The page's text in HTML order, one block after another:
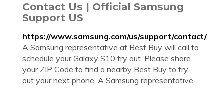
Contact Us | Official Samsung
Support US
https://www.samsung.com/us/support/contact/
A Samsung representative at Best Buy will call to
schedule your Galaxy S10 try out. Please share
your ZIP Code to find a nearby Best Buy to try
out your next phone. A Samsung representative …